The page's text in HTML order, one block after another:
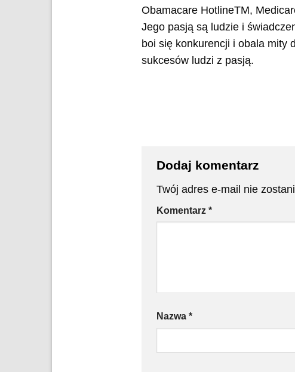
Obamacare HotlineTM,
Jego pasją są ludzie i
boi się konkurencji i obala mity
sukcesów ludzi z pasją.
Dodaj komentarz
Twój adres e-mail nie
Komentarz *
Nazwa *